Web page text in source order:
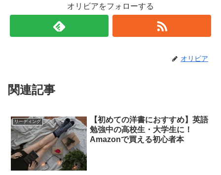
オリビアをフォローする
オリビア
関連記事
リーディング
【初めての洋書におすすめ】英語
勉強中の高校生・大学生に！
Amazonで買える初心者本